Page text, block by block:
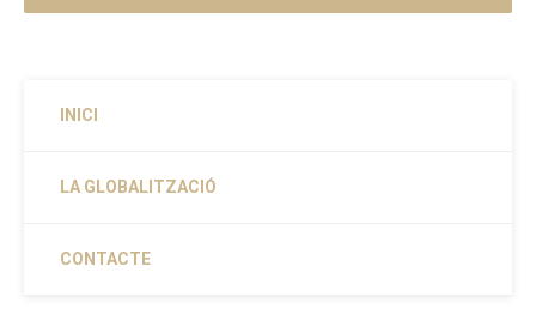
INICI
LA GLOBALITZACIÓ
CONTACTE